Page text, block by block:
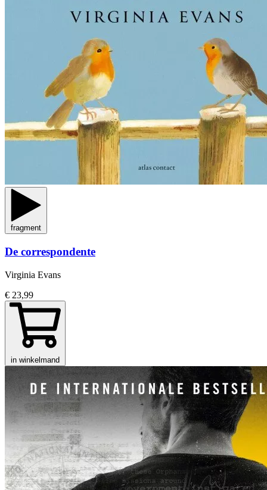
fragment
De correspondente
Virginia Evans
€ 23,99
in winkelmand